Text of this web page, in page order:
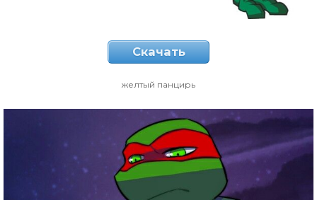
Скачать
желтый панцирь